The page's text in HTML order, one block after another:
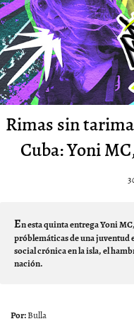
Rimas sin
Cuba: Yoni
En esta quinta entrega Yoni
próblemáticas de una
social crónica en la isla, el
nación.
Bulla